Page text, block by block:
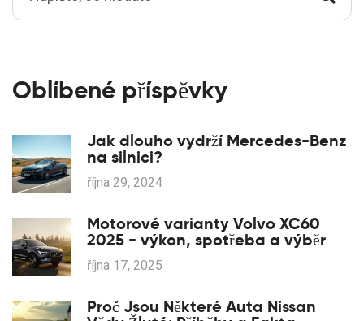
Oblíbené příspěvky
Jak dlouho vydrží Mercedes-Benz
na silnici?
října 29, 2024
Motorové varianty Volvo XC60
2025 - výkon, spotřeba a výběr
října 17, 2025
Proč Jsou Některé Auta Nissan